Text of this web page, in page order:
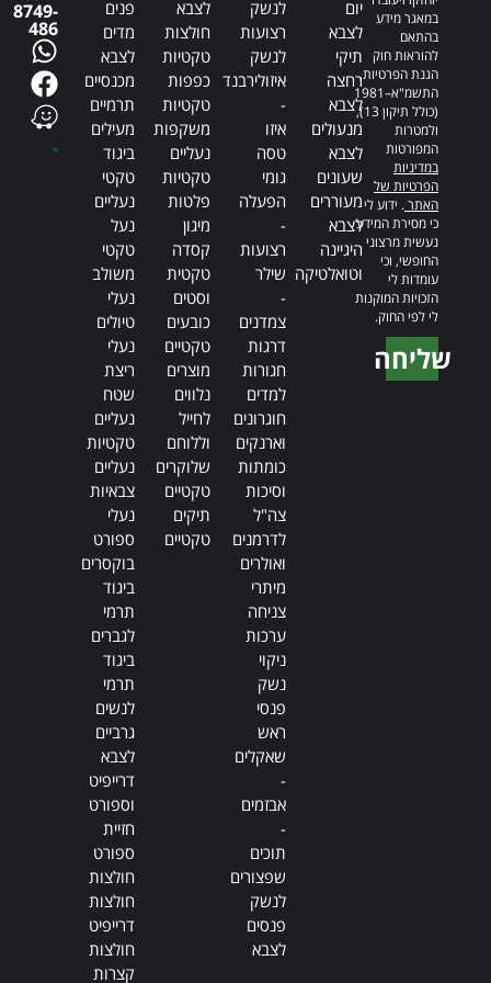
במאגר מידע
בהתאם
להוראות חוק
הגנת הפרטיות,
התשמ"א–1981
(כולל תיקון 13),
ולמטרות
המפורטות
במדיניות
הפרטיות של
האתר. ידוע לי
כי מסירת המידע
נעשית מרצוני
החופשי, וכי
עומדות לי
הזכויות המוקנות
לי לפי החוק.
שליחה
יום
לצבא
תיקי
רחצה
לצבא
מנעולים
לצבא
שעונים
מעוררים
לצבא
היגיינה
וטואלטיקה
לנשק
רצועות
לנשק
איזולירבנד
-
איזו
טסה
גומי
הפעלה
-
רצועות
שילר
-
צמדנים
דרגות
חגורות
למדים
חוגרונים
וארנקים
כומתות
וסיכות
צה"ל
לדרמנים
ואולרים
מיתרי
צניחה
ערכות
ניקוי
נשק
פנסי
ראש
שאקלים
-
אבזמים
-
תוכים
שפצורים
לנשק
פנסים
לצבא
לצבא
חולצות
טקטיות
כפפות
טקטיות
משקפות
נעליים
טקטיות
פלטות
מיגון
קסדה
טקטית
וסטים
כובעים
טקטיים
מוצרים
נלווים
לחייל
וללוחם
שלוקרים
טקטיים
תיקים
טקטיים
פנים
מדים
לצבא
מכנסיים
תרמיים
מעילים
ביגוד
טקטי
נעליים
נעל
טקטי
משולב
נעלי
טיולים
נעלי
ריצת
שטח
נעליים
טקטיות
נעליים
צבאיות
נעלי
ספורט
בוקסרים
ביגוד
תרמי
לגברים
ביגוד
תרמי
לנשים
גרביים
לצבא
דרייפיט
וספורט
חזיית
ספורט
חולצות
חולצות
דרייפיט
חולצות
קצרות
8749-
486